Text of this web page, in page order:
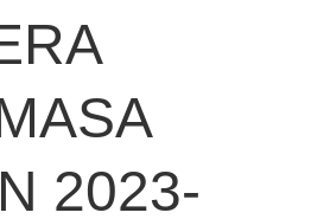
2023-